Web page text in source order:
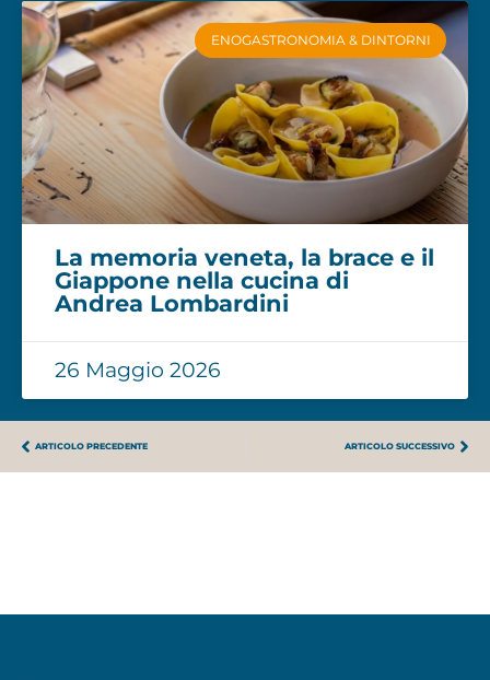
ENOGASTRONOMIA & DINTORNI
La memoria veneta, la brace e il
Giappone nella cucina di
Andrea Lombardini
26 Maggio 2026
ARTICOLO PRECEDENTE ARTICOLO SUCCESSIVO